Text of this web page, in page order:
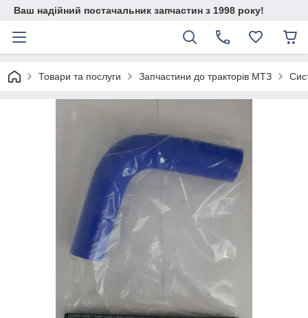
Ваш надійний постачальник запчастин з 1998 року!
Товари та послуги Запчастини до тракторів МТЗ